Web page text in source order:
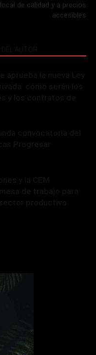
local de calidad y a precios
accesibles